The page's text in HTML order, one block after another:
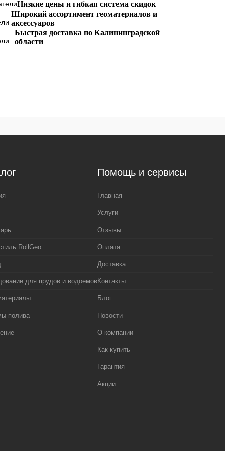
В избранное
Остаток:
(6)
Низкие цены и гибкая система скидок
Широкий ассортимент геоматериалов и
аксессуаров
Быстрая доставка по Калининградской
области
RollGeo
для прудов и водоемов
полива
Помощь и сервисы
Главная
Услуги
Отзывы
Оплата
Доставка
Контакты
Блог
Новости
О компании
Как купить
Гарантия
Акции